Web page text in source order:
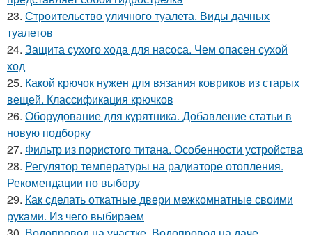
23. Строительство уличного туалета. Виды дачных
туалетов
24. Защита сухого хода для насоса. Чем опасен сухой
ход
25. Какой крючок нужен для вязания ковриков из старых
вещей. Классификация крючков
26. Оборудование для курятника. Добавление статьи в
новую подборку
27. Фильтр из пористого титана. Особенности устройства
28. Регулятор температуры на радиаторе отопления.
Рекомендации по выбору
29. Как сделать откатные двери межкомнатные своими
руками. Из чего выбираем